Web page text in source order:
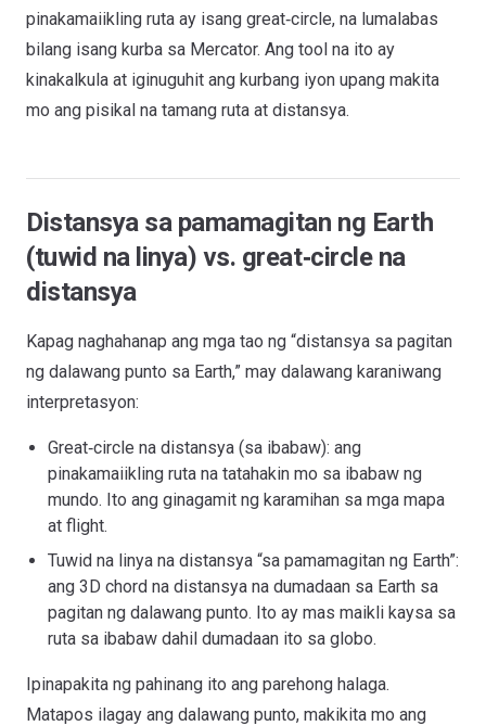
pinakamaiikling ruta ay isang great‑circle, na lumalabas
bilang isang kurba sa Mercator. Ang tool na ito ay
kinakalkula at iginuguhit ang kurbang iyon upang makita
mo ang pisikal na tamang ruta at distansya.
Distansya sa pamamagitan ng Earth
(tuwid na linya) vs. great‑circle na
distansya
Kapag naghahanap ang mga tao ng “distansya sa pagitan
ng dalawang punto sa Earth,” may dalawang karaniwang
interpretasyon:
Great‑circle na distansya (sa ibabaw): ang
pinakamaiikling ruta na tatahakin mo sa ibabaw ng
mundo. Ito ang ginagamit ng karamihan sa mga mapa
at flight.
Tuwid na linya na distansya “sa pamamagitan ng Earth”:
ang 3D chord na distansya na dumadaan sa Earth sa
pagitan ng dalawang punto. Ito ay mas maikli kaysa sa
ruta sa ibabaw dahil dumadaan ito sa globo.
Ipinapakita ng pahinang ito ang parehong halaga.
Matapos ilagay ang dalawang punto, makikita mo ang